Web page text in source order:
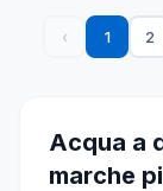
‹ 1 2
Acqua a
marche